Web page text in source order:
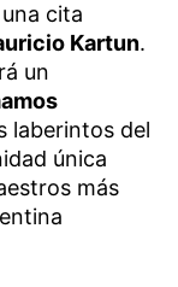
cita
Kartun.
un
laberintos del
única
más